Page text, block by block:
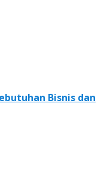
Bisnis dan